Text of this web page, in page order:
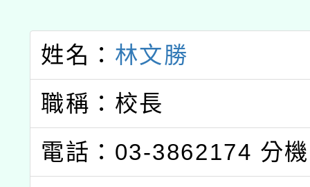
姓名： 林文勝
職稱：校長
電話：03-3862174 分